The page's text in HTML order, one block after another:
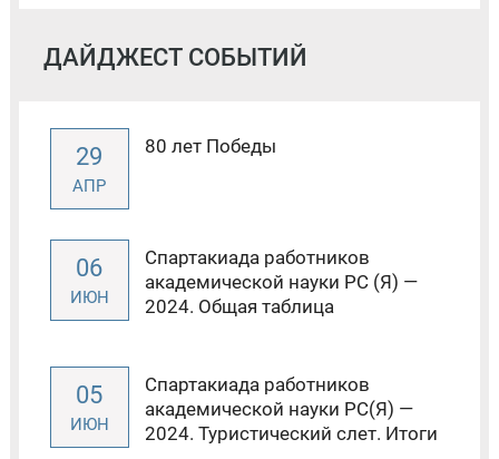
ДАЙДЖЕСТ СОБЫТИЙ
29
АПР
80 лет Победы
06
ИЮН
Спартакиада работников
академической науки РС (Я) —
2024. Общая таблица
05
ИЮН
Спартакиада работников
академической науки РС(Я) —
2024. Туристический слет. Итоги